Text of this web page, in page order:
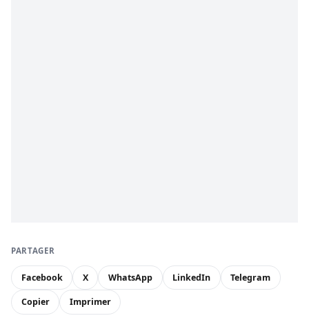
PARTAGER
Facebook X WhatsApp LinkedIn Telegram
Copier Imprimer